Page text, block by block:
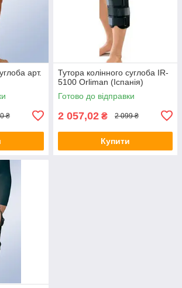
арт.
₴
Тутора колінного суглоба IR-
5100 Orliman (Іспанія)
Готово до відправки
2 057,02 ₴ 2 099 ₴
Купити